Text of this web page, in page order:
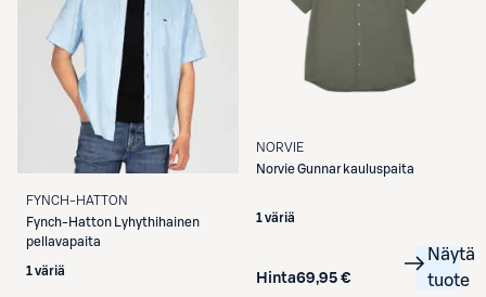
FYNCH-HATTON
Fynch-Hatton
Lyhythihainen
pellavapaita
1 väriä
NORVIE
NorvieGunnar kauluspaita
1 väriä
Hinta69,95 €
Näytä
tuote